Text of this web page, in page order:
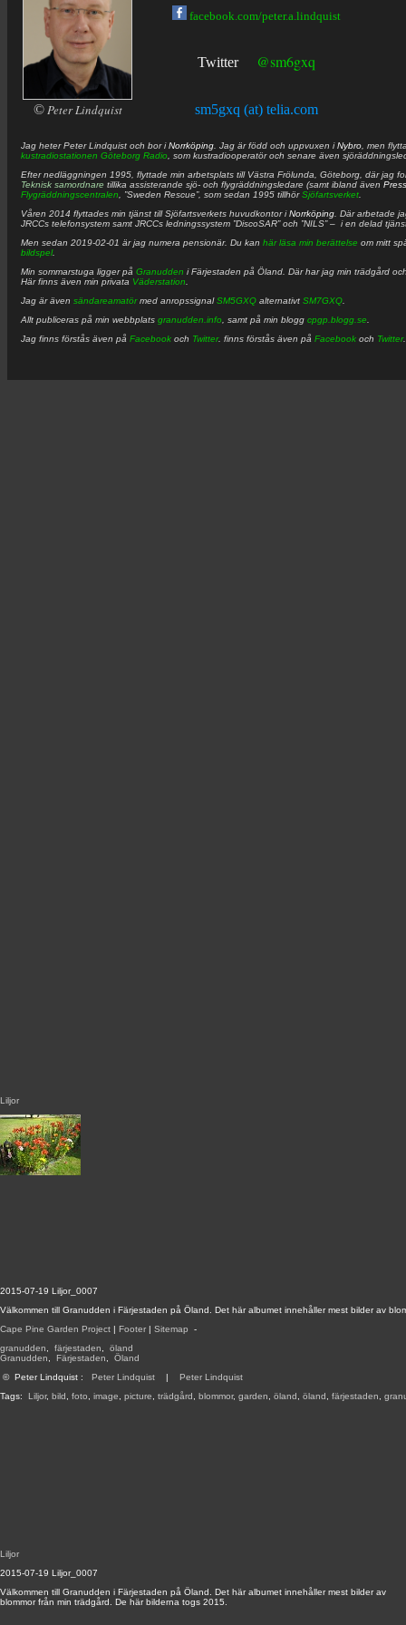
2015-07-19 Liljor_0007
Välkommen till Granudden i Färjestaden på Öland. Det här albumet innehåller mest bilder av
Cape Pine Garden Project | Footer | Sitemap -
granudden
färjestaden
öland
Granudden
Färjestaden
Öland
© Peter Lindquist : Peter Lindquist | Peter Lindquist
Tags: Liljor, bild foto image picture trädgård blommor, garden öland öland färjestaden
Liljor
Liljor
2015-07-19 Liljor_0007
Välkommen till Granudden i Färjestaden på Öland. Det här albumet innehåller mest bilder av
blommor från min trädgård. De här bilderna togs 2015.
© Peter Lindquist
facebook.com/peter.a.lindquist
Twitter @sm6gxq
sm5gxq (at) telia.com
Jag heterPeter Lindquist och bor iNorrköping . Jag är född och uppvuxen iNybro , men
kustradiostationen Göteborg Radio , som kustradiooperatör och senare även
Efter nedläggningen 1995, flyttade min arbetsplats till Västra Frölunda, Göteborg, där jag
Teknisk samordnare tillika assisterande sjö- och flygräddningsledare (samt ibland även
Flygräddningscentralen , ”Sweden Rescue”, som sedan 1995 tillhörSjöfartsverket
Våren 2014 flyttades min tjänst till Sjöfartsverkets huvudkontor iNorrköping . Där arbetade
JRCCs telefonsystem samt JRCCs ledningssystem ”DiscoSAR” och ”NILS” – i en delad
Men sedan 2019-02-01 är jag numera pensionär. Du kan här läsa min berättelse om mitt
bildspel.
Min sommarstuga ligger på Granudden i Färjestaden på Öland. Där har jag min trädgård
Här finns även min privata Väderstation
Jag är även sändareamatörmed anropssignalSM5GXQ alternativt SM7GXQ
Allt publiceras på min webbplats granudden.info , samt på min blogg cpgp.blogg.se
Jag finns förstås även på Facebook och Twitter. finns förstås även på Facebook och Twitter.